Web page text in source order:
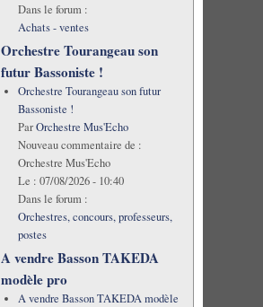
Dans le forum :
Achats - ventes
Orchestre Tourangeau son
futur Bassoniste !
Orchestre Tourangeau son futur
Bassoniste !
ParOrchestre Mus'Echo
Nouveau commentaire de :
Orchestre Mus'Echo
Le : 07/08/2026 - 10:40
Dans le forum :
Orchestres, concours, professeurs,
postes
A vendre Basson TAKEDA
modèle pro
A vendre Basson TAKEDA modèle